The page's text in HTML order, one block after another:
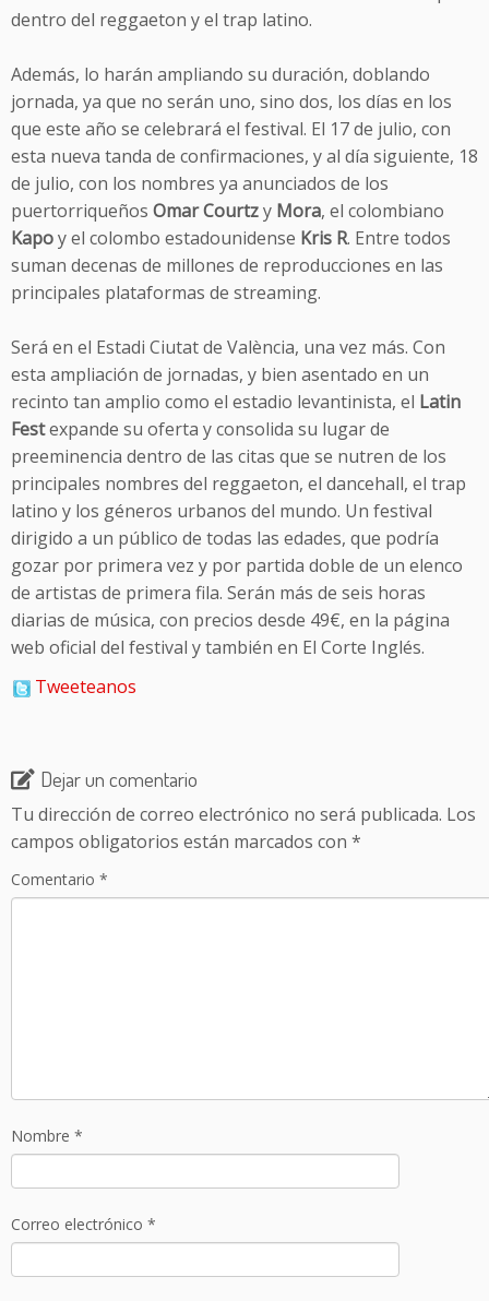
dentro del reggaeton y el trap latino.
Además, lo harán ampliando su duración, doblando
jornada, ya que no serán uno, sino dos, los días en los
que este año se celebrará el festival. El 17 de julio, con
esta nueva tanda de confirmaciones, y al día siguiente, 18
de julio, con los nombres ya anunciados de los
puertorriqueños Omar Courtzy Mora, el colombiano
Kapoy el colombo estadounidense Kris R. Entre todos
suman decenas de millones de reproducciones en las
principales plataformas de streaming.
Será en el Estadi Ciutat de València, una vez más. Con
esta ampliación de jornadas, y bien asentado en un
recinto tan amplio como el estadio levantinista, el Latin
Festexpande su oferta y consolida su lugar de
preeminencia dentro de las citas que se nutren de los
principales nombres del reggaeton, el dancehall, el trap
latino y los géneros urbanos del mundo. Un festival
dirigido a un público de todas las edades, que podría
gozar por primera vez y por partida doble de un elenco
de artistas de primera fila. Serán más de seis horas
diarias de música, con precios desde 49€, en la página
web oficial del festival y también en El Corte Inglés.
Tweeteanos
Dejar un comentario
Tu dirección de correo electrónico no será publicada. Los
campos obligatorios están marcados con *
Comentario *
Nombre *
Correo electrónico *